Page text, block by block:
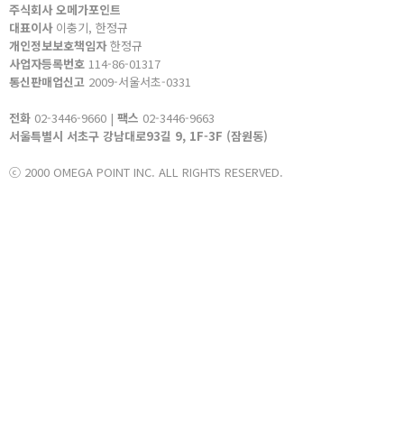
주식회사 오메가포인트
대표이사이충기, 한정규
개인정보보호책임자한정규
사업자등록번호 114-86-01317
통신판매업신고 2009-서울서초-0331
전화 02-3446-9660 | 팩스 02-3446-9663
서울특별시 서초구 강남대로93길 9, 1F-3F (잠원동)
ⓒ 2000 OMEGA POINT INC. ALL RIGHTS RESERVED.